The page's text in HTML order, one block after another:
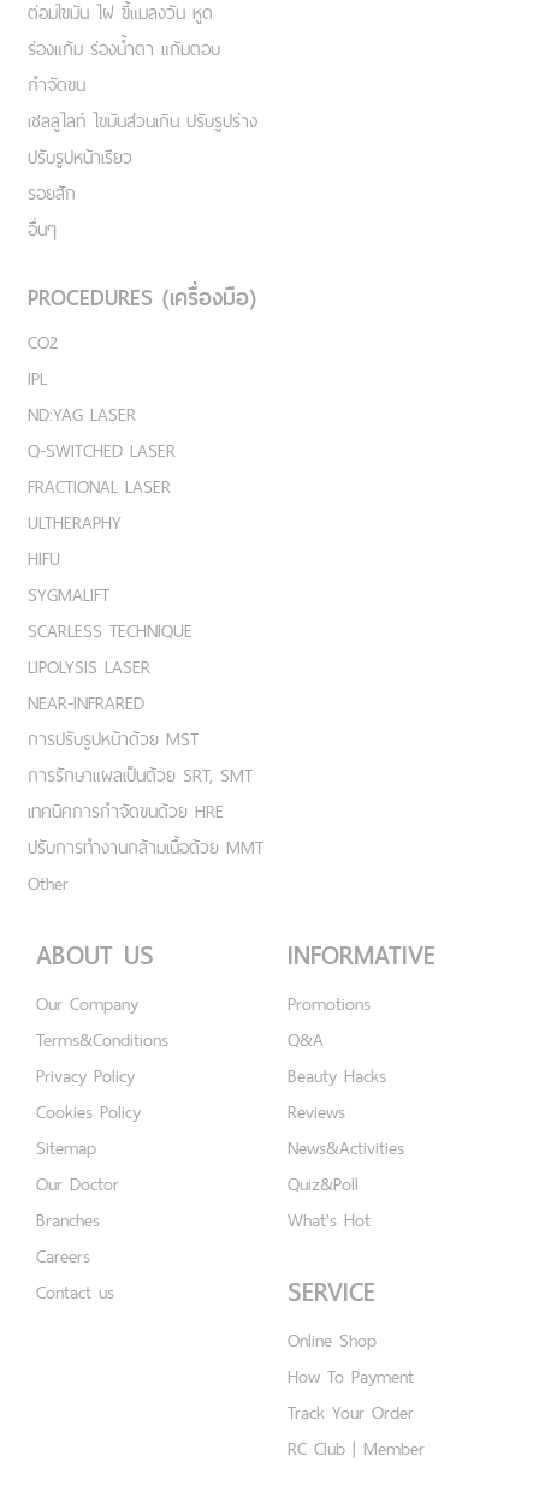
ต่อมไขมัน ไฝ ขี้แมลงวัน หูด
ร่องแก้ม ร่องน้ำตา แก้มตอบ
กำจัดขน
เชลลูไลท์ ไขมันส่วนเกิน ปรับรูปร่าง
ปรับรูปหน้าเรียว
รอยสัก
อื่นๆ
PROCEDURES (เครื่องมือ)
CO2
IPL
ND:YAG LASER
Q-SWITCHED LASER
FRACTIONAL LASER
ULTHERAPHY
HIFU
SYGMALIFT
SCARLESS TECHNIQUE
LIPOLYSIS LASER
NEAR-INFRARED
การปรับรูปหน้าด้วย MST
การรักษาแผลเป็นด้วย SRT, SMT
เทคนิคการกำจัดขนด้วย HRE
ปรับการทำงานกล้ามเนื้อด้วย MMT
Other
ABOUT US
Our Company
Terms&Conditions
Privacy Policy
Cookies Policy
Sitemap
Our Doctor
Branches
Careers
Contact us
INFORMATIVE
Promotions
Q&A
Beauty Hacks
Reviews
News&Activities
Quiz&Poll
What's Hot
SERVICE
Online Shop
How To Payment
Track Your Order
RC Club | Member